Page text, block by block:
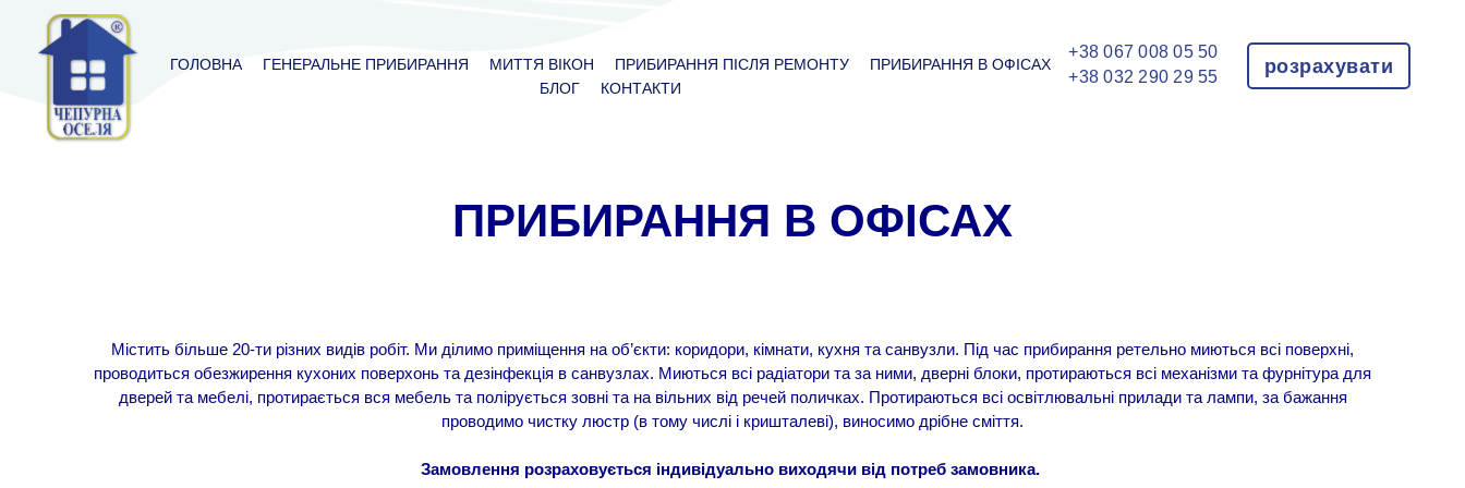
ГОЛОВНА ГЕНЕРАЛЬНЕ ПРИБИРАННЯ МИТТЯ ВІКОН ПРИБИРАННЯ ПІСЛЯ РЕМОНТУ
ПРИБИРАННЯ В ОФІСАХ
БЛОГ
КОНТАКТИ
+38 067 008 05 50
+38 032 290 29 55
розрахувати
ПРИБИРАННЯ В ОФІСАХ
Містить більше 20-ти різних видів робіт. Ми ділимо приміщення на об’єкти: коридори, кімнати, кухня та санвузли. Під час прибирання ретельно миються всі поверхні,
проводиться обезжирення кухоних поверхонь та дезінфекція в санвузлах. Миються всі радіатори та за ними, дверні блоки, протираються всі механізми та фурнітура для
дверей та мебелі, протирається вся мебель та полірується зовні та на вільних від речей поличках. Протираються всі освітлювальні прилади та лампи, за бажання
проводимо чистку люстр (в тому числі і кришталеві), виносимо дрібне сміття.
Замовлення розраховується індивідуально виходячи від потреб замовника.